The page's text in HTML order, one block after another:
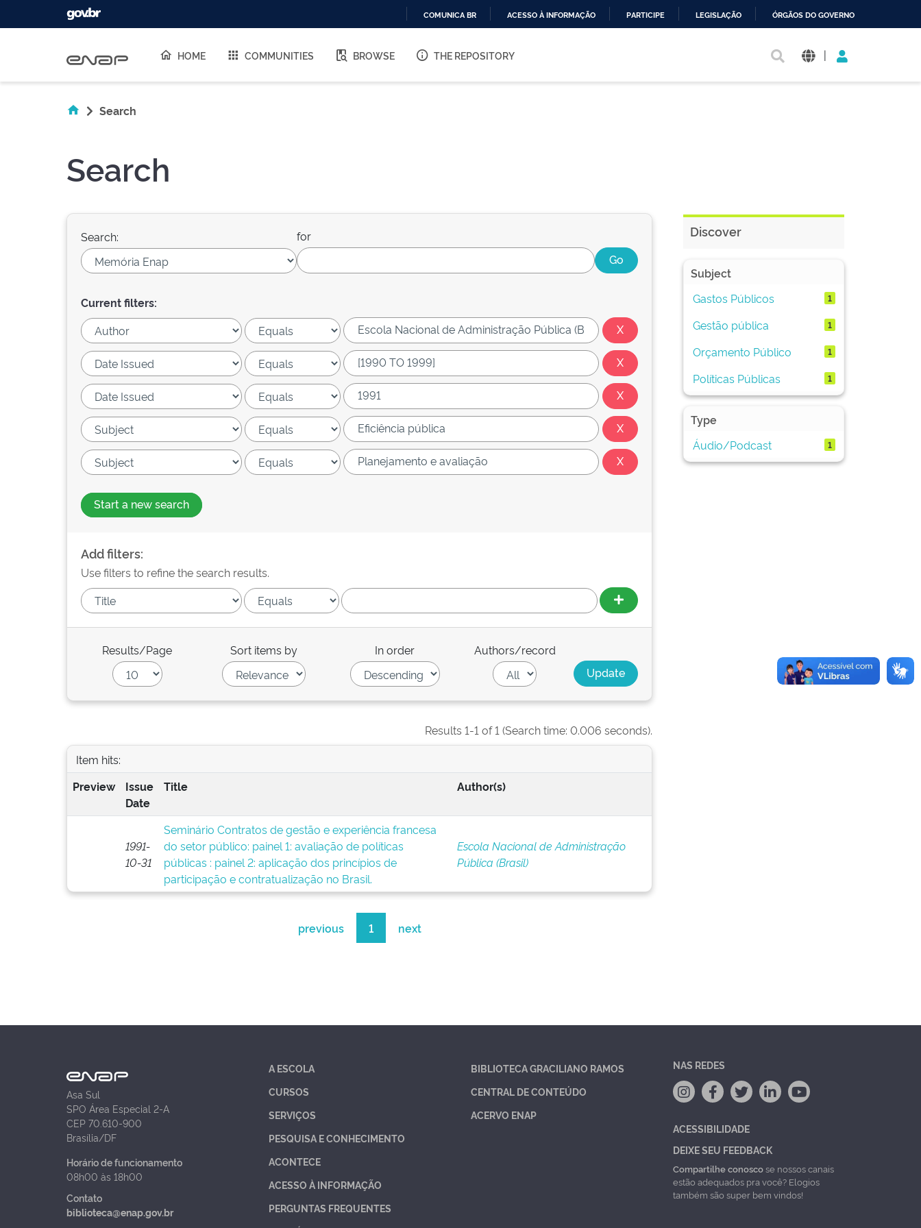
O
COMUNICA BR ACESSO À INFORMAÇÃO PARTICIPE LEGISLAÇÃO ÓRGÃOS DO GOVERNO
HOME COMMUNITIES BROWSE THE REPOSITORY |
Search
Search
Search: for
Current filters:
Start a new search
Add filters:
Use filters to refine the search results.
Results/Page Sort items by In order Authors/record
Results 1-1 of 1 (Search time: 0.006 seconds).
Item hits:
Preview
Issue
Date
Title Author(s)
1991-
10-31
Seminário Contratos de gestão e experiência francesa
do setor público: painel 1: avaliação de políticas
públicas : painel 2: aplicação dos princípios de
participação e contratualização no Brasil.
Escola Nacional de Administração
Pública (Brasil)
previous 1 next
Discover
Subject
Gastos Públicos
1
Gestão pública 1
Orçamento Público 1
Políticas Públicas 1
Type
Áudio/Podcast
1
Asa Sul
SPO Área Especial 2-A
CEP 70.610-900
Brasília/DF
Horário de funcionamento
08h00 às 18h00
Contato
biblioteca@enap.gov.br
A ESCOLA
CURSOS
SERVIÇOS
PESQUISA E CONHECIMENTO
ACONTECE
ACESSO À INFORMAÇÃO
PERGUNTAS FREQUENTES
BIBLIOTECA GRACILIANO RAMOS
CENTRAL DE CONTEÚDO
ACERVO ENAP
NAS REDES
ACESSIBILIDADE
DEIXE SEU FEEDBACK
Compartilhe conoscose nossos canais
estão adequados pra você? Elogios
também são super bem vindos!